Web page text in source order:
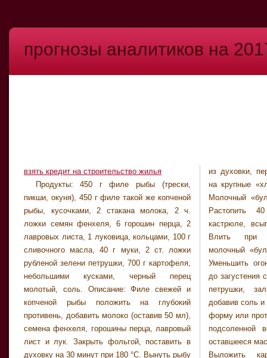
прогнозы аналитиков на
взять кредит на строительство жилья
Продукты: 450 г филе рыбы (трески,
пикши, окуня), 450 г филе такой же копченой
рыбы, кусочками, 2 стакана молока, 2 ч.
ложки семян фенхеля, 6 горошин перца, 2
лавровых листа, 1 луковица, кольцами, 100 г
сливочного масла, 40 г муки, 2 ст. ложки
рубленой зелени петрушки, 700 г картофеля,
небольшими кусками, черный перец
молотый, соль. Описание: Филе свежей и
копченой рыбы положить на глубокий
противень, добавить молоко (оставив 50 мл),
семена фенхеля, горошины перца, лавровый
лист и лук. Закрыть фольгой, поставить в
духовку на 30 минут при 180 °С. Вынуть рыбу
из духовки,
на крупные «хлопья», переложить в миску.
Молочный «бульон» процедить через сито.
Растопить 40 г сливочного масла в
кастрюле, всыпать муку, слегка обжарить.
Влить при постоянном помешивании
молочный «бульон» и довести до кипения.
Уменьшить огонь, немного потушить смесь
до загустения соуса. Всыпать в соус зелень
петрушки, залить им рыбу, размешать,
добавив соль и перец по вкусу, переложить в
форму или противень. Картофель отварить в
подсоленной воде. Воду слить, добавить
оставшееся масло и молоко, размять в пюре.
Выложить картофельное пюре поверх
рыбной смеси,
рельефные «волны». Увеличить температуру
духовки до 200 °С, запекать кушанье 30 — 40